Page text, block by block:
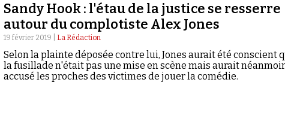
Sandy Hook : l'étau de la justice se resserre
autour du complotiste Alex Jones
19 février 2019 | La Rédaction
Selon la plainte déposée contre lui, Jones aurait été conscient
la fusillade n'était pas une mise en scène mais aurait
accusé les proches des victimes de jouer la comédie.